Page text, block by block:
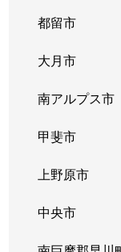
都留市
大月市
南アルプス市
甲斐市
上野原市
中央市